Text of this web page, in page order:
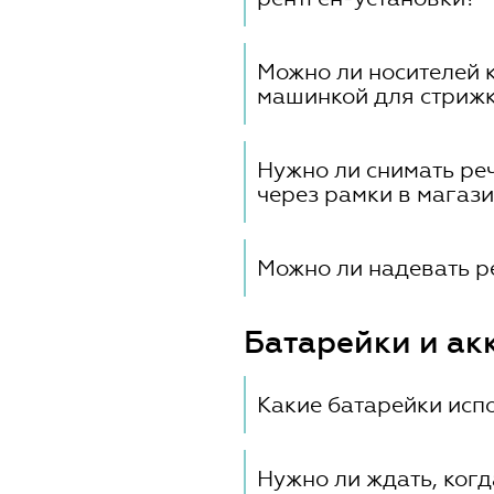
в том числе речевому
Можно ли носителей
машинкой для
Нужно ли снимать
через рамки в
электромагнитные поля,
вы носите
Можно ли надевать
Батарейки и
Какие батарейки
процессоров, в качестве
Нужно ли ждать,